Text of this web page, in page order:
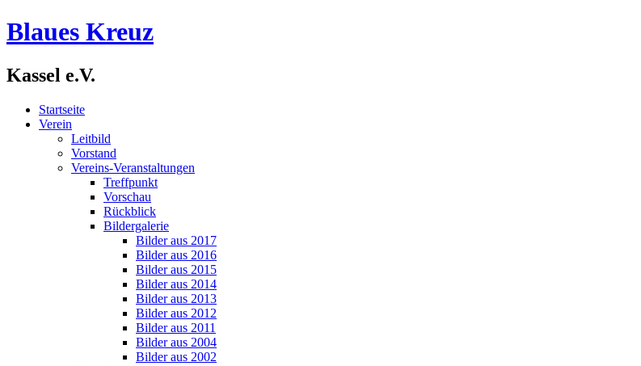
Blaues Kreuz
Kassel e.V.
Startseite
Verein
Leitbild
Vorstand
Vereins-Veranstaltungen
Treffpunkt
Vorschau
Rückblick
Bildergalerie
Bilder aus 2017
Bilder aus 2016
Bilder aus 2015
Bilder aus 2014
Bilder aus 2013
Bilder aus 2012
Bilder aus 2011
Bilder aus 2004
Bilder aus 2002